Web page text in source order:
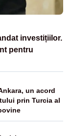
investițiilor.
pentru
un acord
prin Turcia al